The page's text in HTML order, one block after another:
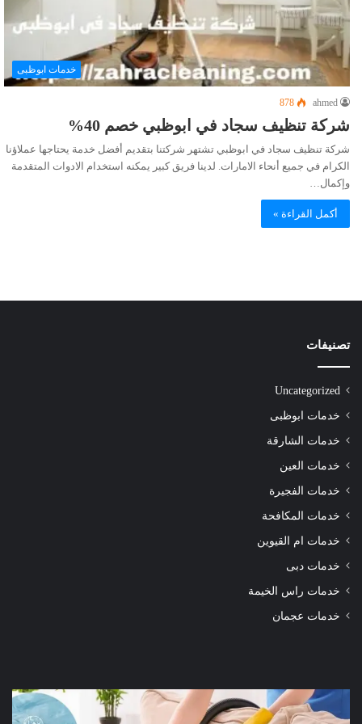
خدمات ابوظبى
ahmed
878
شركة تنظيف سجاد في ابوظبي خصم 40%
شركة تنظيف سجاد في ابوظبي تشتهر شركتنا بتقديم أفضل خدمة يحتاجها عملاؤنا
الكرام في جميع أنحاء الامارات. لدينا فريق كبير يمكنه استخدام الادوات المتقدمة
وإكمال…
أكمل القراءة »
تصنيفات
Uncategorized
خدمات ابوظبى
خدمات الشارقة
خدمات العين
خدمات الفجيرة
خدمات المكافحة
خدمات ام القيوين
خدمات دبى
خدمات راس الخيمة
خدمات عجمان
شركة
تنظيف